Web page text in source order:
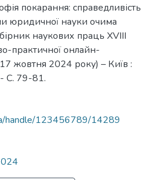
покарання: справедливість
юридичної науки очима
наукових праць XVIII
практичної онлайн-
жовтня 2024 року) – Київ :
С. 79-81.
handle/123456789/14289